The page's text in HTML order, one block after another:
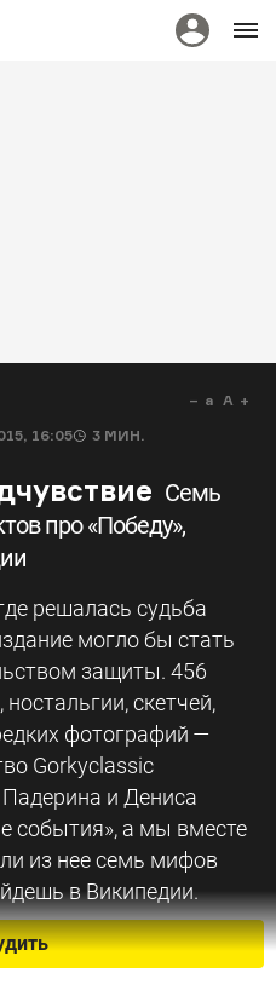
16:05 3 МИН.
a A
Семь
про «Победу»,
решалась судьба
могло бы стать
защиты. 456
скетчей,
фотографий —
Gorkyclassic
и Дениса
события», а мы вместе
из нее семь мифов
в Википедии.